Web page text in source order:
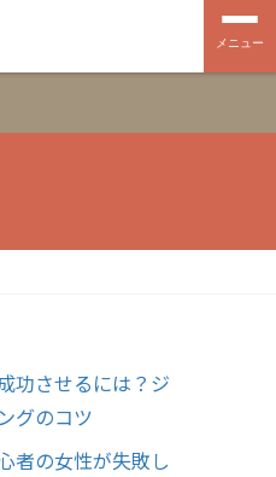
メニュー
功させるには？ジ
グのコツ
者の女性が失敗し